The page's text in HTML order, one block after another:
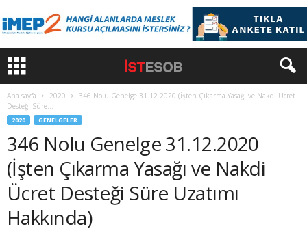
Ana sayfa 2020
346 Nolu Genelge 31.12.2020 (İşten Çıkarma Yasağı ve Nakdi Ücret
Desteği Süre...
2020 GENELGELER
346 Nolu Genelge 31.12.2020
(İşten Çıkarma Yasağı ve Nakdi
Ücret Desteği Süre Uzatımı
Hakkında)